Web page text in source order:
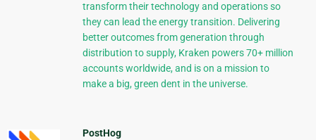
transform their technology and operations so
they can lead the energy transition. Delivering
better outcomes from generation through
distribution to supply, Kraken powers 70+ million
accounts worldwide, and is on a mission to
make a big, green dent in the universe.
PostHog